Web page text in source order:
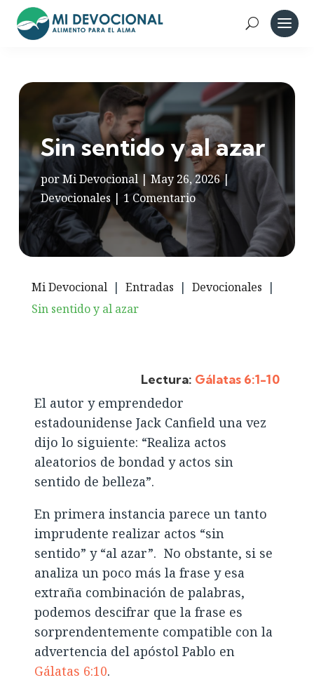
Sin sentido y al azar
porMi Devocional |May 26, 2026|
Devocionales | 1 Comentario
Mi Devocional | Entradas | Devocionales |
Sin sentido y al azar
Lectura: Gálatas 6:1-10
El autor y emprendedor
estadounidense Jack Canfield una vez
dijo lo siguiente: “Realiza actos
aleatorios de bondad y actos sin
sentido de belleza”.
En primera instancia parece un tanto
imprudente realizar actos “sin
sentido” y “al azar”. No obstante, si se
analiza un poco más la frase y esa
extraña combinación de palabras,
podemos descifrar que la frase es
sorprendentemente compatible con la
advertencia del apóstol Pablo en
Gálatas 6:10.